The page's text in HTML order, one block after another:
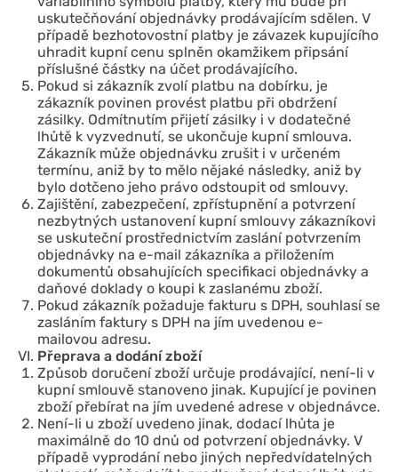
uskutečňování objednávky prodávajícím sdělen. V
případě bezhotovostní platby je závazek kupujícího
uhradit kupní cenu splněn okamžikem připsání
příslušné částky na účet prodávajícího.
Pokud si zákazník zvolí platbu na dobírku, je
zákazník povinen provést platbu při obdržení
zásilky. Odmítnutím přijetí zásilky i v dodatečné
lhůtě k vyzvednutí, se ukončuje kupní smlouva.
Zákazník může objednávku zrušit i v určeném
termínu, aniž by to mělo nějaké následky, aniž by
bylo dotčeno jeho právo odstoupit od smlouvy.
Zajištění, zabezpečení, zpřístupnění a potvrzení
nezbytných ustanovení kupní smlouvy zákazníkovi
se uskuteční prostřednictvím zaslání potvrzením
objednávky na e-mail zákazníka a přiložením
dokumentů obsahujících specifikaci objednávky a
daňové doklady o koupi k zaslanému zboží.
Pokud zákazník požaduje fakturu s DPH, souhlasí se
zasláním faktury s DPH na jím uvedenou e-
mailovou adresu.
Přeprava a dodání zboží
Způsob doručení zboží určuje prodávající, není-li v
kupní smlouvě stanoveno jinak. Kupující je povinen
zboží přebírat na jím uvedené adrese v objednávce.
Není-li u zboží uvedeno jinak, dodací lhůta je
maximálně do 10 dnů od potvrzení objednávky. V
případě vyprodání nebo jiných nepředvídatelných